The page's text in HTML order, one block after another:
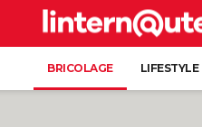
BRICOLAGE LIFESTYLE